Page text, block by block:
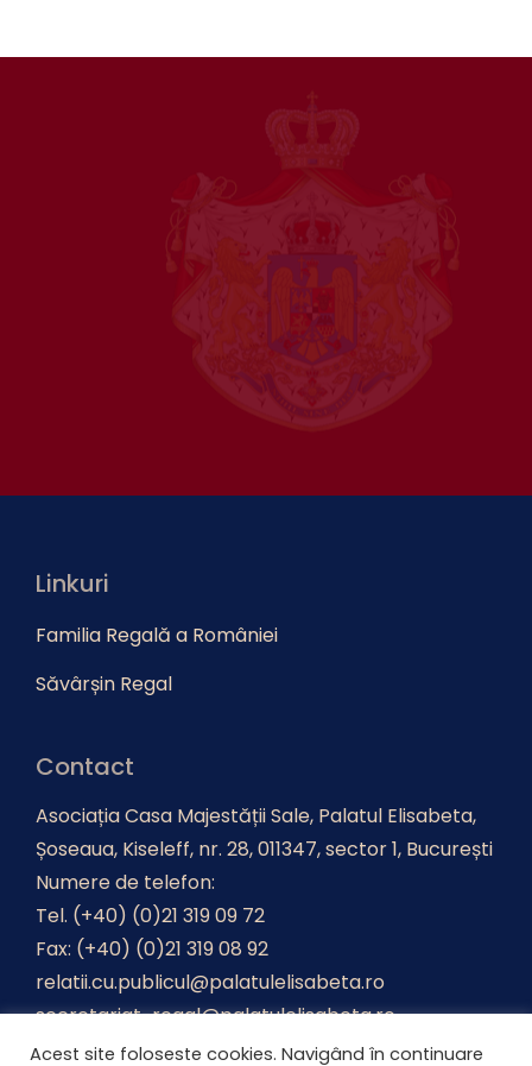
Linkuri
Familia Regală a României
Săvârșin Regal
Contact
Asociația Casa Majestății Sale, Palatul Elisabeta,
Șoseaua, Kiseleff, nr. 28, 011347, sector 1, București
Numere de telefon:
Tel. (+40) (0)21 319 09 72
Fax: (+40) (0)21 319 08 92
relatii.cu.publicul@palatulelisabeta.ro
secretariat-regal@palatulelisabeta.ro
Acest site foloseste cookies. Navigând în continuare